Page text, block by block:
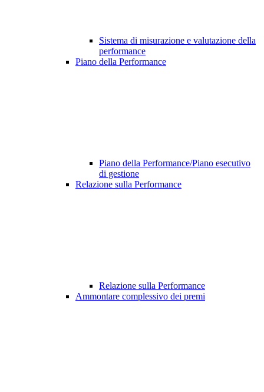
Sistema di misurazione e valutazione della
performance
Piano della Performance
Piano della Performance/Piano esecutivo
di gestione
Relazione sulla Performance
Relazione sulla Performance
Ammontare complessivo dei premi